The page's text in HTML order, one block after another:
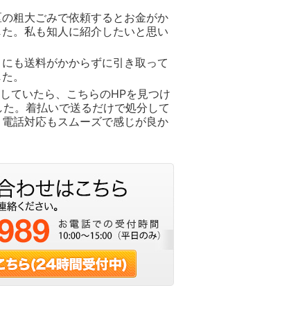
粗大ごみで依頼するとお金がか
。私も知人に紹介したいと思い
も送料がかからずに引き取って
。
ていたら、こちらのHPを見つけ
。着払いで送るだけで処分して
話対応もスムーズで感じが良か